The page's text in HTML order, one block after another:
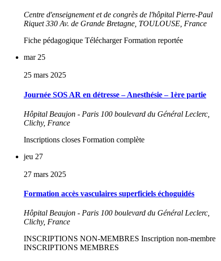
Centre d'enseignement et de congrès de l'hôpital Pierre-Paul
Riquet330 Av. de Grande Bretagne, TOULOUSE, France
Fiche pédagogique Télécharger Formation reportée
mar 25
25 mars 2025
Journée SOS AR en détresse – Anesthésie – 1ère partie
Hôpital Beaujon - Paris 100 boulevard du Général Leclerc,
Clichy, France
Inscriptions closes Formation complète
jeu 27
27 mars 2025
Formation accès vasculaires superficiels échoguidés
Hôpital Beaujon - Paris 100 boulevard du Général Leclerc,
Clichy, France
INSCRIPTIONS NON-MEMBRES Inscription non-membre
INSCRIPTIONS MEMBRES